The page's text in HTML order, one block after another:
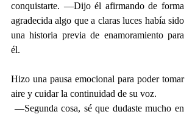
conquistarte. —Dijo él afirmando de forma
agradecida algo que a claras luces había sido
una historia previa de enamoramiento para
él.
Hizo una pausa emocional para poder tomar
aire y cuidar la continuidad de su voz.